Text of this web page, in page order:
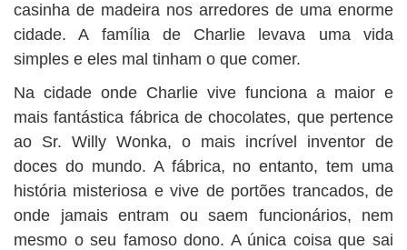
casinha de madeira nos arredores de uma enorme
cidade. A família de Charlie levava uma vida
simples e eles mal tinham o que comer.
Na cidade onde Charlie vive funciona a maior e
mais fantástica fábrica de chocolates, que pertence
ao Sr. Willy Wonka, o mais incrível inventor de
doces do mundo. A fábrica, no entanto, tem uma
história misteriosa e vive de portões trancados, de
onde jamais entram ou saem funcionários, nem
mesmo o seu famoso dono. A única coisa que sai